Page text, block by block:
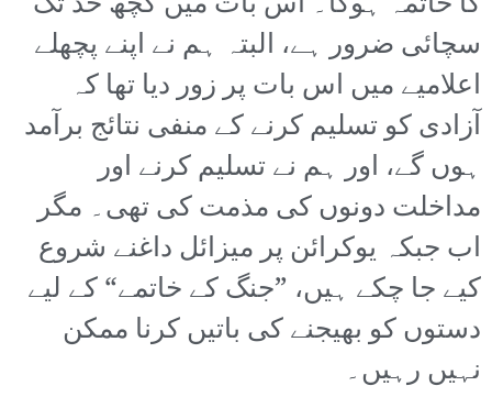
سچائی ضرور ہے، البتہ ہم نے اپنے پچھلے
اعلامیے میں اس بات پر زور دیا تھا کہ
آزادی کو تسلیم کرنے کے منفی نتائج برآمد
ہوں گے، اور ہم نے تسلیم کرنے اور
مداخلت دونوں کی مذمت کی تھی۔ مگر
اب جبکہ یوکرائن پر میزائل داغنے شروع
کیے جا چکے ہیں، ”جنگ کے خاتمے“ کے لیے
دستوں کو بھیجنے کی باتیں کرنا ممکن
نہیں رہیں۔